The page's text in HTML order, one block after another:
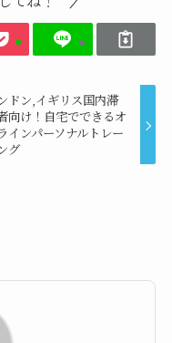
ドン,イギリス国内滞
向け！自宅でできるオ
インパーソナルトレー
グ